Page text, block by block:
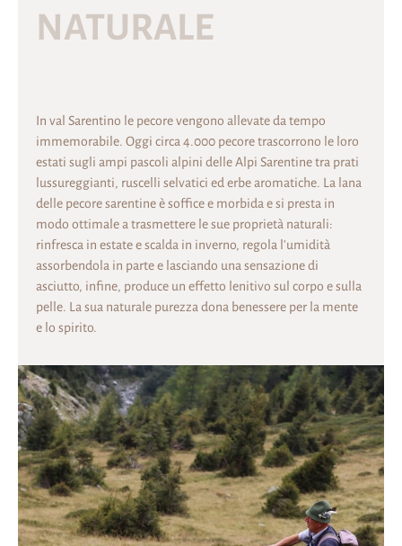
NATURALE
In val Sarentino le pecore vengono allevate da tempo
immemorabile. Oggi circa 4.000 pecore trascorrono le loro
estati sugli ampi pascoli alpini delle Alpi Sarentine tra prati
lussureggianti, ruscelli selvatici ed erbe aromatiche. La lana
delle pecore sarentine è soffice e morbida e si presta in
modo ottimale a trasmettere le sue proprietà naturali:
rinfresca in estate e scalda in inverno, regola l'umidità
assorbendola in parte e lasciando una sensazione di
asciutto, infine, produce un effetto lenitivo sul corpo e sulla
pelle. La sua naturale purezza dona benessere per la mente
e lo spirito.